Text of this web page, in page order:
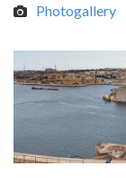
Photogallery